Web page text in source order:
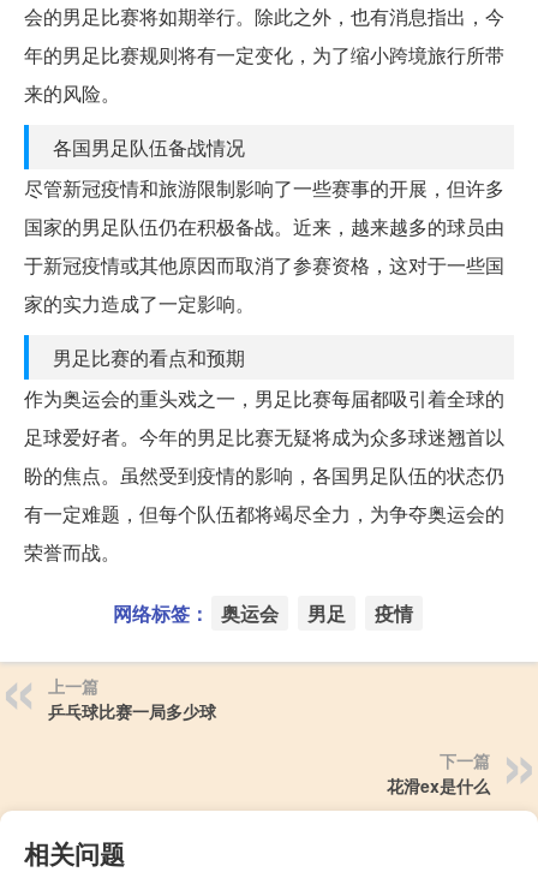
会的男足比赛将如期举行。除此之外，也有消息指出，今
年的男足比赛规则将有一定变化，为了缩小跨境旅行所带
来的风险。
各国男足队伍备战情况
尽管新冠疫情和旅游限制影响了一些赛事的开展，但许多
国家的男足队伍仍在积极备战。近来，越来越多的球员由
于新冠疫情或其他原因而取消了参赛资格，这对于一些国
家的实力造成了一定影响。
男足比赛的看点和预期
作为奥运会的重头戏之一，男足比赛每届都吸引着全球的
足球爱好者。今年的男足比赛无疑将成为众多球迷翘首以
盼的焦点。虽然受到疫情的影响，各国男足队伍的状态仍
有一定难题，但每个队伍都将竭尽全力，为争夺奥运会的
荣誉而战。
网络标签： 奥运会 男足 疫情
上一篇
乒乓球比赛一局多少球
下一篇
花滑ex是什么
相关问题